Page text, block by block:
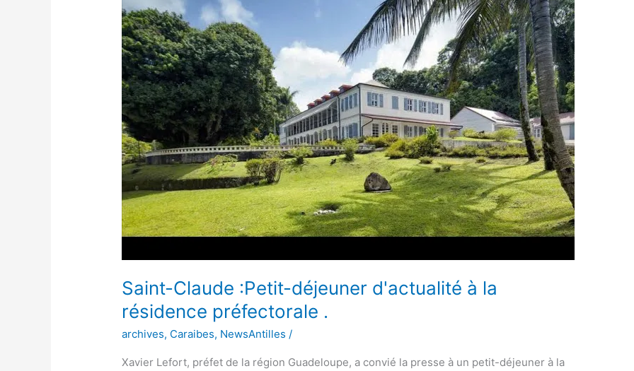
Saint-Claude :Petit-déjeuner d'actualité à la
résidence préfectorale .
archives, Caraibes, NewsAntilles /
Xavier Lefort, préfet de la région Guadeloupe, a convié la presse à un petit-déjeuner à la
à
la
résidence
préfectorale
.